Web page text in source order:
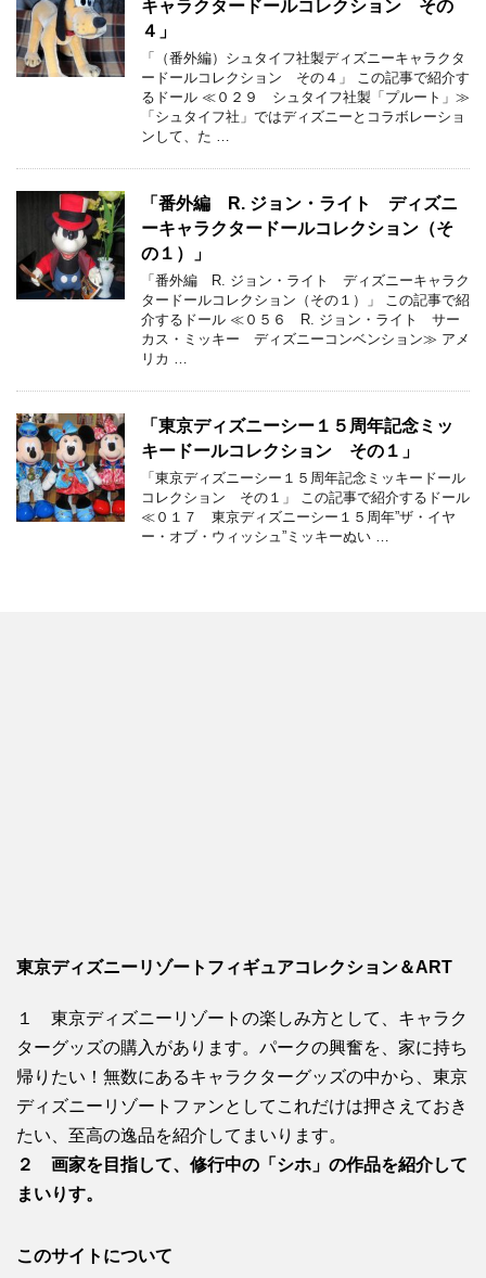
キャラクタードールコレクション その
４」
「（番外編）シュタイフ社製ディズニーキャラクタ
ードールコレクション その４」 この記事で紹介す
るドール ≪０２９ シュタイフ社製「プルート」≫
「シュタイフ社」ではディズニーとコラボレーショ
ンして、た …
「番外編 R. ジョン・ライト ディズニ
ーキャラクタードールコレクション（そ
の１）」
「番外編 R. ジョン・ライト ディズニーキャラク
タードールコレクション（その１）」 この記事で紹
介するドール ≪０５６ R. ジョン・ライト サー
カス・ミッキー ディズニーコンベンション≫ アメ
リカ …
「東京ディズニーシー１５周年記念ミッ
キードールコレクション その１」
「東京ディズニーシー１５周年記念ミッキードール
コレクション その１」 この記事で紹介するドール
≪０１７ 東京ディズニーシー１５周年”ザ・イヤ
ー・オブ・ウィッシュ”ミッキーぬい …
東京ディズニーリゾートフィギュアコレクション＆ART
１ 東京ディズニーリゾートの楽しみ方として、キャラク
ターグッズの購入があります。パークの興奮を、家に持ち
帰りたい！無数にあるキャラクターグッズの中から、東京
ディズニーリゾートファンとしてこれだけは押さえておき
たい、至高の逸品を紹介してまいります。
２ 画家を目指して、修行中の「シホ」の作品を紹介して
まいりす。
このサイトについて